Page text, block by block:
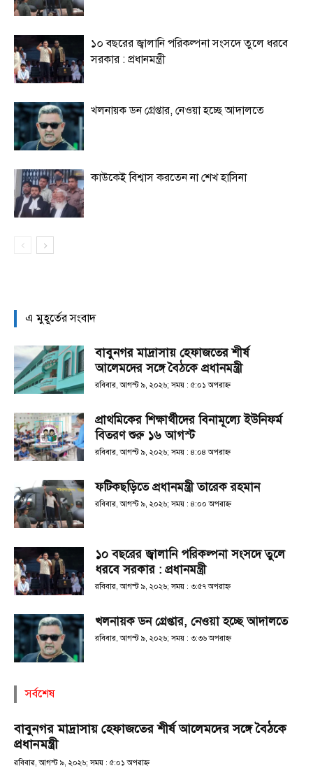
১০ বছরের জ্বালানি পরিকল্পনা সংসদে তুলে ধরবে
সরকার : প্রধানমন্ত্রী
খলনায়ক ডন গ্রেপ্তার, নেওয়া হচ্ছে আদালতে
কাউকেই বিশ্বাস করতেন না শেখ হাসিনা
এ মুহূর্তের সংবাদ
বাবুনগর মাদ্রাসায় হেফাজতের শীর্ষ
আলেমদের সঙ্গে বৈঠকে প্রধানমন্ত্রী
রবিবার, আগস্ট ৯, ২০২৬; সময় : ৫:০১ অপরাহ্ণ
প্রাথমিকের শিক্ষার্থীদের বিনামূল্যে ইউনিফর্ম
বিতরণ শুরু ১৬ আগস্ট
রবিবার, আগস্ট ৯, ২০২৬; সময় : ৪:০৪ অপরাহ্ণ
ফটিকছড়িতে প্রধানমন্ত্রী তারেক রহমান
রবিবার, আগস্ট ৯, ২০২৬; সময় : ৪:০০ অপরাহ্ণ
১০ বছরের জ্বালানি পরিকল্পনা সংসদে তুলে
ধরবে সরকার : প্রধানমন্ত্রী
রবিবার, আগস্ট ৯, ২০২৬; সময় : ৩:৫৭ অপরাহ্ণ
খলনায়ক ডন গ্রেপ্তার, নেওয়া হচ্ছে আদালতে
রবিবার, আগস্ট ৯, ২০২৬; সময় : ৩:৩৬ অপরাহ্ণ
সর্বশেষ
বাবুনগর মাদ্রাসায় হেফাজতের শীর্ষ আলেমদের সঙ্গে বৈঠকে
প্রধানমন্ত্রী
রবিবার, আগস্ট ৯, ২০২৬; সময় : ৫:০১ অপরাহ্ণ